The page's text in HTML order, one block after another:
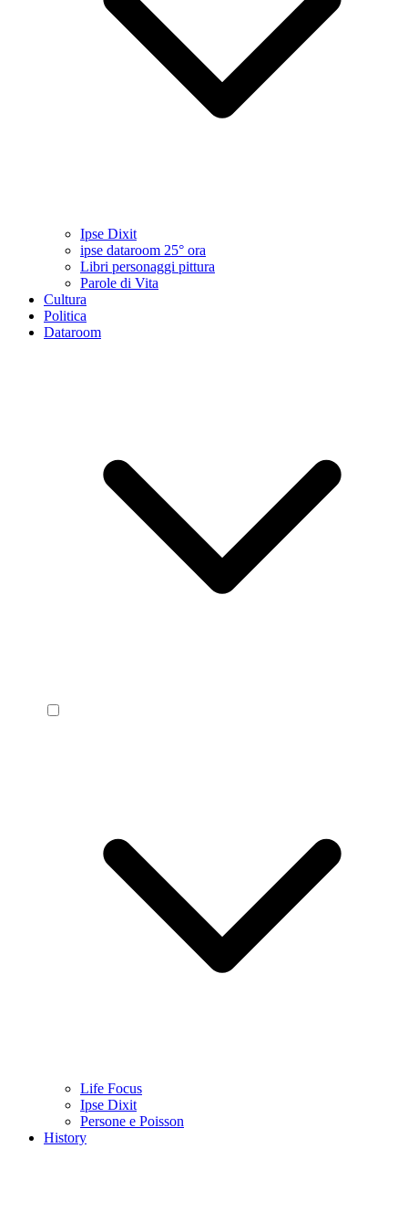
Ipse Dixit
ipse dataroom 25° ora
Libri personaggi pittura
Parole di Vita
Cultura
Politica
Dataroom
Life Focus
Ipse Dixit
Persone e Poisson
History